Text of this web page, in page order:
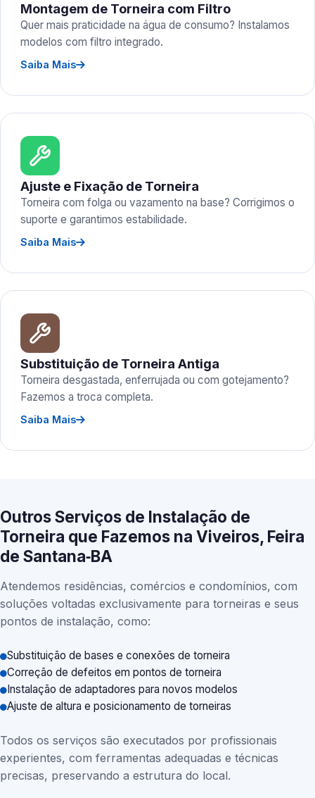
Montagem de Torneira com Filtro
Quer mais praticidade na água de consumo? Instalamos
modelos com filtro integrado.
Saiba Mais
Ajuste e Fixação de Torneira
Torneira com folga ou vazamento na base? Corrigimos o
suporte e garantimos estabilidade.
Saiba Mais
Substituição de Torneira Antiga
Torneira desgastada, enferrujada ou com gotejamento?
Fazemos a troca completa.
Saiba Mais
Outros Serviços de Instalação de
Torneira que Fazemos na Viveiros, Feira
de Santana‑BA
Atendemos residências, comércios e condomínios, com
soluções voltadas exclusivamente para torneiras e seus
pontos de instalação, como:
Substituição de bases e conexões de torneira
Correção de defeitos em pontos de torneira
Instalação de adaptadores para novos modelos
Ajuste de altura e posicionamento de torneiras
Todos os serviços são executados por profissionais
experientes, com ferramentas adequadas e técnicas
precisas, preservando a estrutura do local.